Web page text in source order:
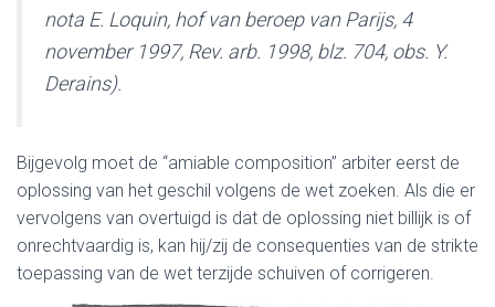
nota E. Loquin, hof van beroep van Parijs, 4
november 1997, Rev. arb. 1998, blz. 704, obs. Y.
Derains).
Bijgevolg moet de “amiable composition” arbiter eerst de
oplossing van het geschil volgens de wet zoeken. Als die er
vervolgens van overtuigd is dat de oplossing niet billijk is of
onrechtvaardig is, kan hij/zij de consequenties van de strikte
toepassing van de wet terzijde schuiven of corrigeren.